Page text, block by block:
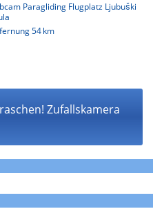
eine hervorragende
Ort Slano bei
mediterranen Stadt
Rundblick richtig.
Paragliding Flugplatz Ljubuški
54 km
Zufallskamera